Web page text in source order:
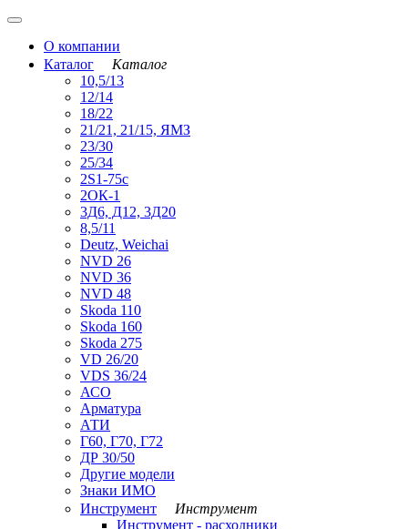
О компании
Каталог
Каталог
10,5/13
12/14
18/22
21/21, 21/15, ЯМЗ
23/30
25/34
2S1-75с
2ОК-1
3Д6, Д12, 3Д20
8,5/11
Deutz, Weichai
NVD 26
NVD 36
NVD 48
Skoda 110
Skoda 160
Skoda 275
VD 26/20
VDS 36/24
АСО
Арматура
АТИ
Г60, Г70, Г72
ДР 30/50
Другие модели
Знаки ИМО
Инструмент
Инструмент
Инструмент - расходники